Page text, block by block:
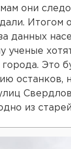
они
Итогом
данных
ученые
Это
останков,
из